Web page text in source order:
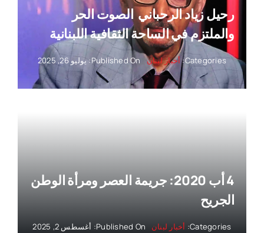
رحيل زياد الرحباني ‏ الصوت الحر
والملتزم في الساحة الثقافية اللبنانية
Categories: أخبار لبنان Published On: يوليو 26, 2025
4 أب 2020: جريمة العصر ومرأة الوطن
الجريح
Categories: أخبار لبنان Published On: أغسطس 2, 2025